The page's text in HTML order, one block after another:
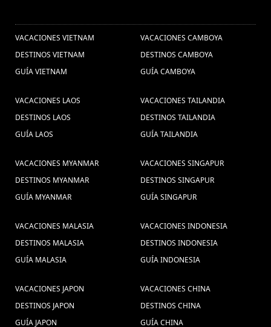
VACACIONES VIETNAM
DESTINOS VIETNAM
GUÍA VIETNAM
VACACIONES CAMBOYA
DESTINOS CAMBOYA
GUÍA CAMBOYA
VACACIONES LAOS
DESTINOS LAOS
GUÍA LAOS
VACACIONES TAILANDIA
DESTINOS TAILANDIA
GUÍA TAILANDIA
VACACIONES MYANMAR
DESTINOS MYANMAR
GUÍA MYANMAR
VACACIONES SINGAPUR
DESTINOS SINGAPUR
GUÍA SINGAPUR
VACACIONES MALASIA
DESTINOS MALASIA
GUÍA MALASIA
VACACIONES INDONESIA
DESTINOS INDONESIA
GUÍA INDONESIA
VACACIONES JAPON
DESTINOS JAPON
GUÍA JAPON
VACACIONES CHINA
DESTINOS CHINA
GUÍA CHINA